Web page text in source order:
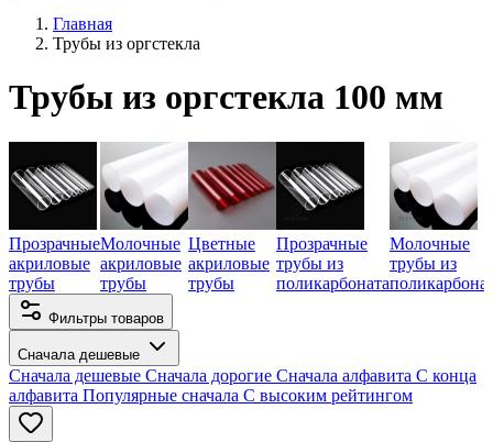
Главная
Трубы из оргстекла
Трубы из оргстекла 100 мм
Прозрачные
акриловые
трубы
Молочные
акриловые
трубы
Цветные
акриловые
трубы
Прозрачные
трубы из
поликарбоната
Молочные
трубы из
Фильтры товаров
Сначала дешевые
Сначала дешевые Сначала дорогие Сначала алфавита С конца
алфавита Популярные сначала С высоким рейтингом